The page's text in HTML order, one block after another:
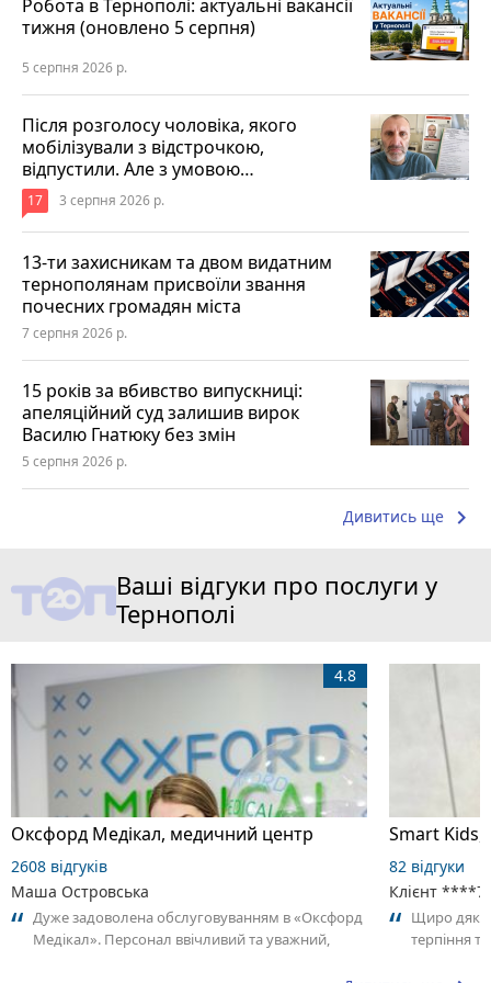
Робота в Тернополі: актуальні вакансії
тижня (оновлено 5 серпня)
5 серпня 2026 р.
Після розголосу чоловіка, якого
мобілізували з відстрочкою,
відпустили. Але з умовою…
17 3 серпня 2026 р.
13-ти захисникам та двом видатним
тернополянам присвоїли звання
почесних громадян міста
7 серпня 2026 р.
15 років за вбивство випускниці:
апеляційний суд залишив вирок
Василю Гнатюку без змін
5 серпня 2026 р.
Дивитись ще keyboard_arrow_right
Ваші відгуки про послуги у
Тернополі
Оксфорд Медікал, медичний центр
4.8
2608 відгуків
Маша Островська
Дуже задоволена обслуговуванням в «Оксфорд
Медікал». Персонал ввічливий та уважний,
Smart Kids,
82 відгуки
Клієнт
Щиро
терпіння